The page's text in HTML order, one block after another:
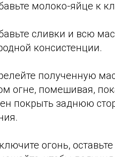
молоко-яйце к
сливки и всю
консистенции.
полученную
огне, помешивая,
покрыть заднюю
огонь,